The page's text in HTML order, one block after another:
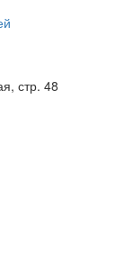
стр. 48